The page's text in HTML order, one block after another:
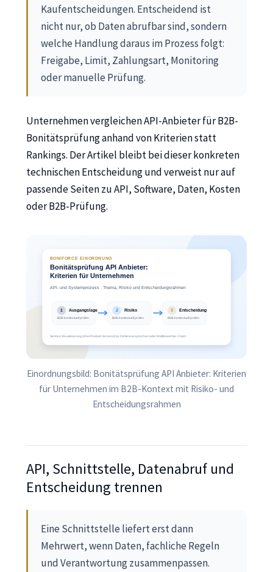
Kaufentscheidungen. Entscheidend ist
nicht nur, ob Daten abrufbar sind, sondern
welche Handlung daraus im Prozess folgt:
Freigabe, Limit, Zahlungsart, Monitoring
oder manuelle Prüfung.
Unternehmen vergleichen API-Anbieter für B2B-
Bonitätsprüfung anhand von Kriterien statt
Rankings. Der Artikel bleibt bei dieser konkreten
technischen Entscheidung und verweist nur auf
passende Seiten zu API, Software, Daten, Kosten
oder B2B-Prüfung.
Einordnungsbild: Bonitätsprüfung API Anbieter: Kriterien
für Unternehmen im B2B-Kontext mit Risiko- und
Entscheidungsrahmen
API, Schnittstelle, Datenabruf und
Entscheidung trennen
Eine Schnittstelle liefert erst dann
Mehrwert, wenn Daten, fachliche Regeln
und Verantwortung zusammenpassen.